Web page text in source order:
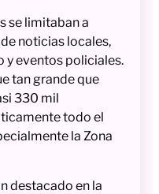
se limitaban a
noticias locales,
y eventos policiales.
tan grande que
330 mil
todo el
la Zona
destacado en la